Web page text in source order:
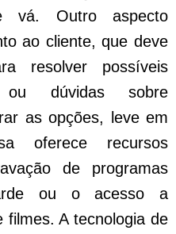
vá. Outro aspecto
ao cliente, que deve
resolver possíveis
ou dúvidas sobre
as opções, leve em
oferece recursos
de programas
ou o acesso a
filmes. A tecnologia de